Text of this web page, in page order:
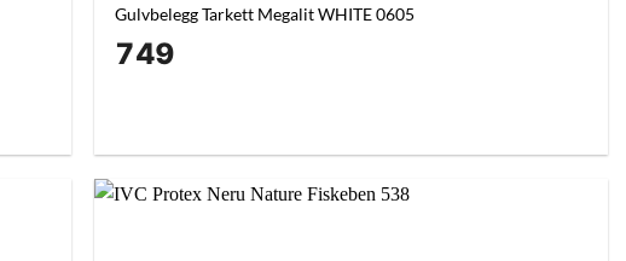
Gulvbelegg Tarkett Megalit WHITE 0605
749